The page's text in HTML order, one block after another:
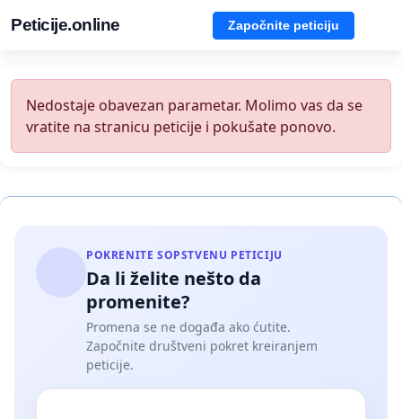
Peticije.online Započnite peticiju
Nedostaje obavezan parametar. Molimo vas da se
vratite na stranicu peticije i pokušate ponovo.
POKRENITE SOPSTVENU PETICIJU
Da li želite nešto da
promenite?
Promena se ne događa ako ćutite.
Započnite društveni pokret kreiranjem
peticije.